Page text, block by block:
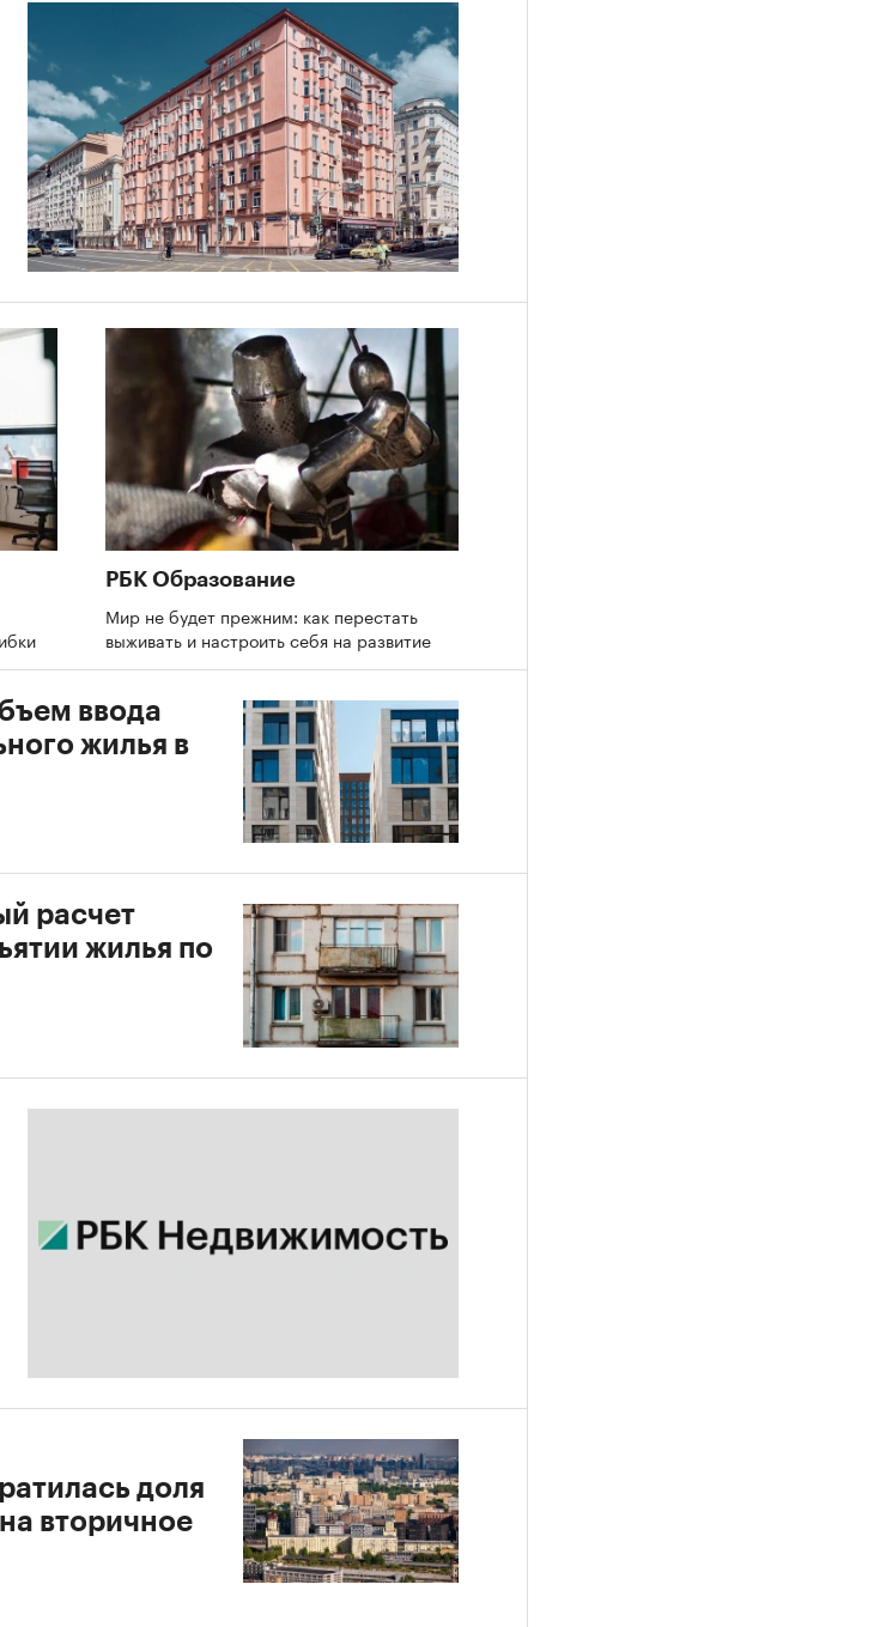
РБК Образование
Мир не будет прежним: как перестать
выживать и настроить себя на развитие
ввода
жилья в
расчет
жилья по
доля
вторичное